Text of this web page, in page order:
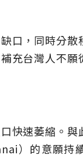
口，同時分
充台灣人不願
快速萎縮。
）的意願持